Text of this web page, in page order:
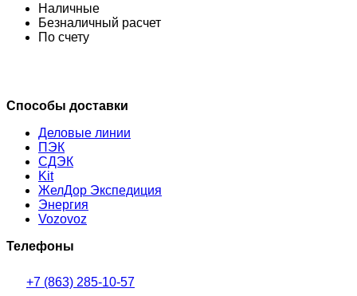
Наличные
Безналичный расчет
По счету
Способы доставки
Деловые линии
ПЭК
СДЭК
Kit
ЖелДор Экспедиция
Энергия
Vozovoz
Телефоны
+7 (863) 285-10-57